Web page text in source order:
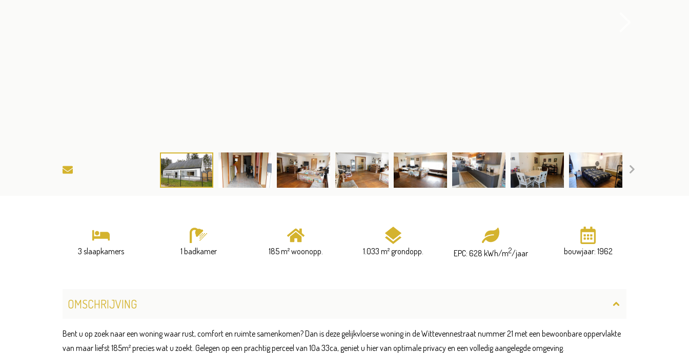
3 slaapkamers 1 badkamer 185 m² woonopp. 1.033 m² grondopp. EPC: 628 kWh/m2/jaar bouwjaar: 1962
OMSCHRIJVING
Bent u op zoek naar een woning waar rust, comfort en ruimte samenkomen? Dan is deze gelijkvloerse woning in de Wittevennestraat nummer 21 met een bewoonbare oppervlakte
van maar liefst 185m² precies wat u zoekt. Gelegen op een prachtig perceel van 10a 33ca, geniet u hier van optimale privacy en een volledig aangelegde omgeving.